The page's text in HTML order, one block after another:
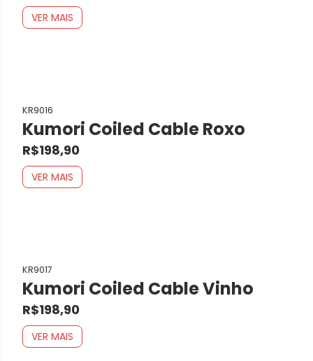
VER MAIS
KR9016
Kumori Coiled Cable Roxo
R$198,90
VER MAIS
KR9017
Kumori Coiled Cable Vinho
R$198,90
VER MAIS